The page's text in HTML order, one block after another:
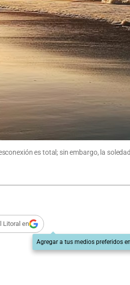
es total; sin embargo, la
Litoral en
Agregar a tus medios preferidos